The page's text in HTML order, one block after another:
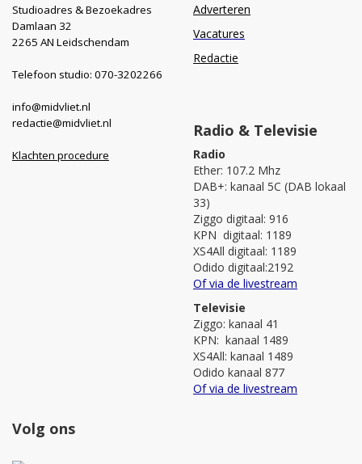
Studioadres & Bezoekadres
Damlaan 32
2265 AN Leidschendam
Telefoon studio: 070-3202266
info@midvliet.nl
redactie@midvliet.nl
Klachten procedure
Adverteren
Vacatures
Redactie
Radio & Televisie
Radio
Ether: 107.2 Mhz
DAB+: kanaal 5C (DAB lokaal
33)
Ziggo digitaal: 916
KPN digitaal: 1189
XS4All digitaal: 1189
Odido digitaal:2192
Of via de livestream
Televisie
Ziggo: kanaal 41
KPN: kanaal 1489
XS4All: kanaal 1489
Odido kanaal 877
Of via de livestream
Volg ons